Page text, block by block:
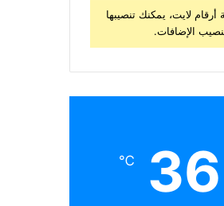
لايت، يمكنك تنصيبها
الإضافات.
36
℃